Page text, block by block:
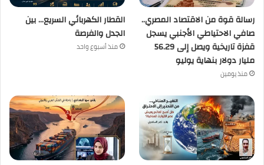
رسالة قوة من الاقتصاد المصري..
صافي الاحتياطي الأجنبي يسجل
قفزة تاريخية ويصل إلى 56.29
مليار دولار بنهاية يوليو
منذ يومين
القطار الكهربائي السريع… بين
الجدل والفرصة
منذ أسبوع واحد